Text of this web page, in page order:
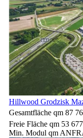
Hillwood Grodzisk
Gesamtfläche qm 87
Freie Fläche qm 53
Min. Modul qm